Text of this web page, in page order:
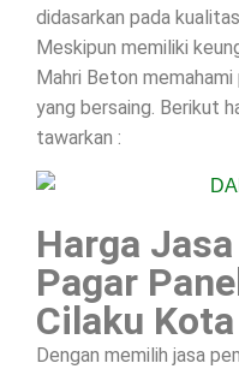
didasarkan pada
Meskipun memiliki
Mahri Beton
yang bersaing. Berikut
tawarkan :
Harga
Pagar
Cilaku
Dengan memilih jasa